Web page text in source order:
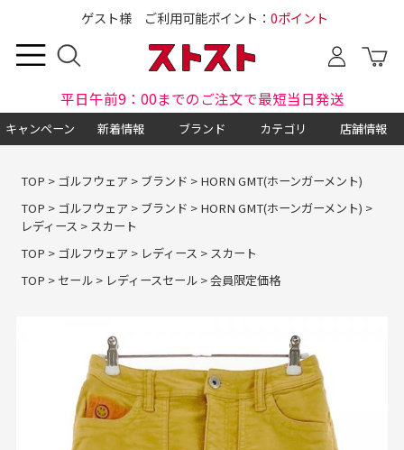
ゲスト様 ご利用可能ポイント： 0ポイント
平日午前9：00までのご注文で最短当日発送
キャンペーン 新着情報 ブランド カテゴリ 店舗情報
TOP > ゴルフウェア > ブランド > HORN GMT(ホーンガーメント)
TOP > ゴルフウェア > ブランド > HORN GMT(ホーンガーメント) >
レディース > スカート
TOP > ゴルフウェア > レディース > スカート
TOP > セール> レディースセール>会員限定価格